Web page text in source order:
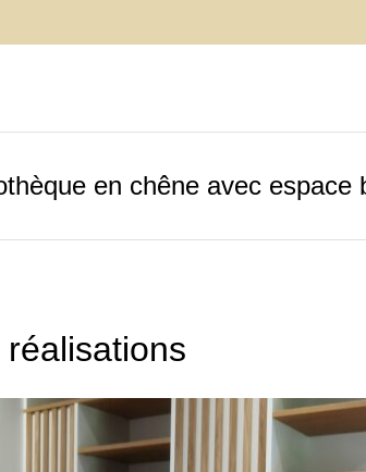
en chêne avec espace